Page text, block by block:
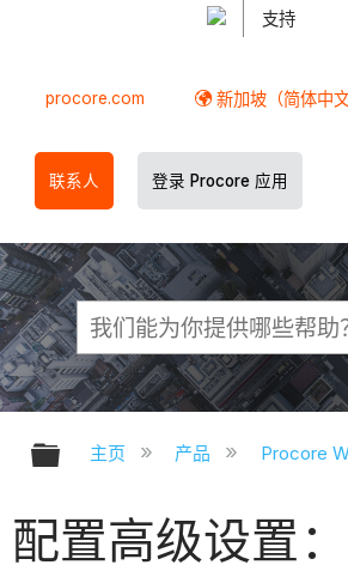
支持
procore.com 新加坡（简体中文
联系人 登录 Procore 应用
扩展/隐缩全局层次
主页 产品 Procore
配置高级设置